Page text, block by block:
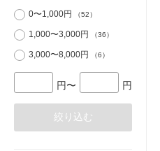
0〜1,000円
（52）
1,000〜3,000円 （36）
3,000〜8,000円 （6）
円〜 円
絞り込む